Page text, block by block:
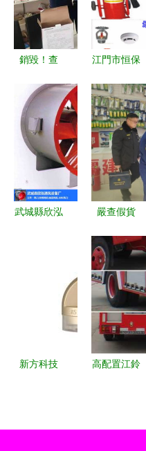
銷毀！查
3·15湖北消
防重拳出擊
消防器材銷
售
江門市恒保
務部 您的
消防安全守
護專家
武城縣欣泓
嚴查假貨
克拉瑪依消
防開
展“3·15”消
防產品專項
檢查和集中
宣傳行動
新方科技
高配置江鈴